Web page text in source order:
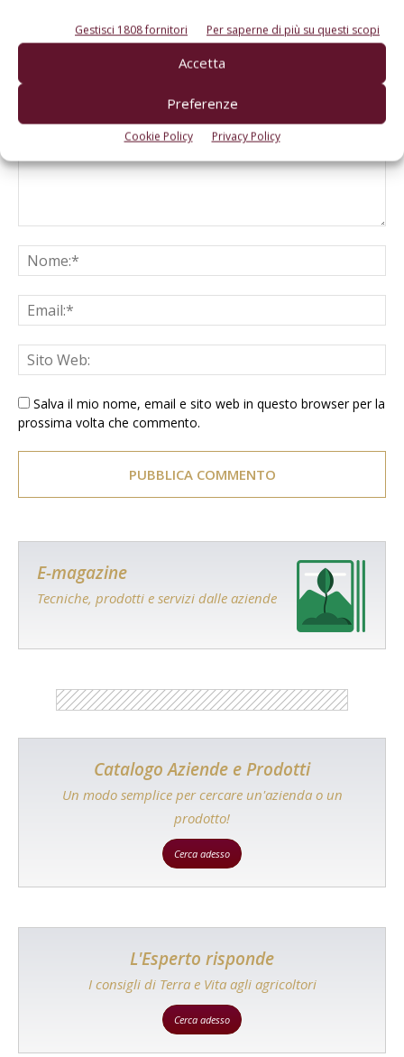
Gestisci 1808 fornitori Per saperne di più su questi scopi
Accetta
Preferenze
Cookie Policy Privacy Policy
LASCIA UN COMMENTO
Salva il mio nome, email e sito web in questo browser per la
prossima volta che commento.
E-magazine
Tecniche, prodotti e servizi dalle aziende
Catalogo Aziende e Prodotti
Un modo semplice per cercare un'azienda o un
prodotto!
Cerca adesso
L'Esperto risponde
I consigli di Terra e Vita agli agricoltori
Cerca adesso